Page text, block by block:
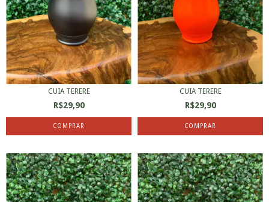
CUIA TERERE
R$29,90
CUIA TERERE
R$29,90